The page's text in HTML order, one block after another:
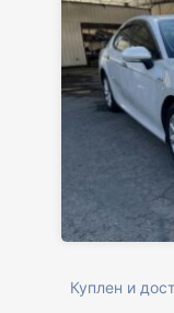
Куплен и